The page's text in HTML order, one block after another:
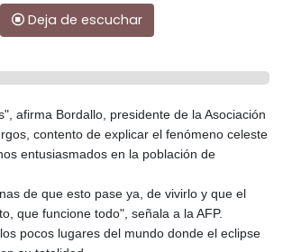
Deja de escuchar
afirma Bordallo, presidente de la Asociación
contento de explicar el fenómeno celeste
entusiasmados en la población de
de que esto pase ya, de vivirlo y que el
que funcione todo", señala a la AFP.
pocos lugares del mundo donde el eclipse